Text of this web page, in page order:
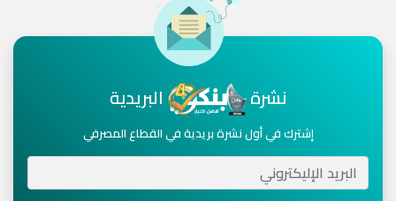
نشرة البريدية
إشترك في أول نشرة بريدية في القطاع المصرفي